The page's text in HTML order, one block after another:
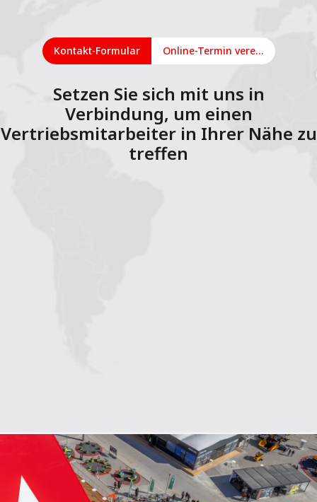
Kontakt-Formular Online-Termin vereinbaren
Setzen Sie sich mit uns in
Verbindung, um einen
Vertriebsmitarbeiter in Ihrer Nähe zu
treffen